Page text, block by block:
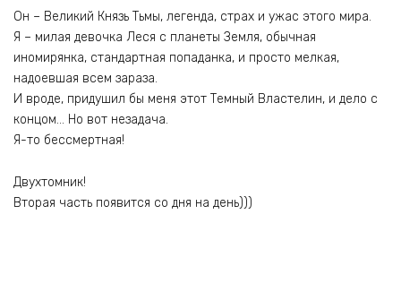
Он – Великий Князь Тьмы, легенда, страх и ужас этого мира.
Я – милая девочка Леся с планеты Земля, обычная
иномирянка, стандартная попаданка, и просто мелкая,
надоевшая всем зараза.
И вроде, придушил бы меня этот Темный Властелин, и дело с
концом… Но вот незадача.
Я-то бессмертная!
Двухтомник!
Вторая часть появится со дня на день)))